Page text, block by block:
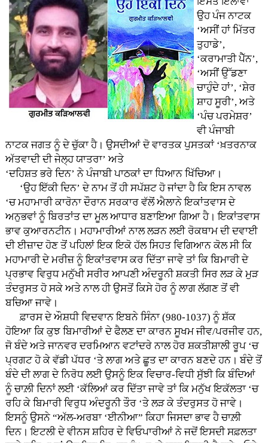
ਉਹ ਪੰਜ ਨਾਟਕ
‘ਅਸੀਂ ਹਾਂ ਮਿੱਤਰ
ਤੁਹਾਡੇ’,
‘ਕਰਾਮਾਤੀ ਪੈੱਨ’,
‘ਅਸੀਂ ਉੱਡਣਾ
ਚਾਹੁੰਦੇ ਹਾਂ’, ‘ਸ਼ੇਰ
ਸ਼ਾਹ ਸੂਰੀ’, ਅਤੇ
‘ਪੰਚ ਪਰਮੇਸ਼ਰ’
ਵੀ ਪੰਜਾਬੀ
ਨਾਟਕ ਜਗਤ ਨੂੰ ਦੇ ਚੁੱਕਾ ਹੈ। ਉਸਦੀਆਂ ਦੋ ਵਾਰਤਕ ਪੁਸਤਕਾਂ ‘ਖ਼ਤਰਨਾਕ
ਅੱਤਵਾਦੀ ਦੀ ਜੇਲ੍ਹ ਯਾਤਰਾ’ ਅਤੇ
‘ਦਹਿਸ਼ਤ ਭਰੇ ਦਿਨ’ ਨੇ ਪੰਜਾਬੀ ਪਾਠਕਾਂ ਦਾ ਧਿਆਨ ਖਿੱਚਿਆ।
‘ਉਹ ਇੱਕੀ ਦਿਨ’ ਦੇ ਨਾਮ ਤੋਂ ਹੀ ਸਪੱਸ਼ਟ ਹੋ ਜਾਂਦਾ ਹੈ ਕਿ ਇਸ ਨਾਵਲ
‘ਚ ਮਹਾਮਾਰੀ ਕਾਰੋਨਾ ਦੌਰਾਨ ਸਰਕਾਰ ਵੱਲੋਂ ਐਲਾਨੇ ਇਕਾਂਤਵਾਸ ਦੇ
ਅਨੁਭਵਾਂ ਨੂੰ ਬਿਰਤਾਂਤ ਦਾ ਮੂਲ ਆਧਾਰ ਬਣਾਇਆ ਗਿਆ ਹੈ। ਇਕਾਂਤਵਾਸ
ਭਾਵ ਕੁਆਰਨਟੀਨ। ਮਹਾਮਾਰੀਆਂ ਨਾਲ ਲੜਨ ਲਈ ਰੋਕਥਾਮ ਦੀ ਦਵਾਈ
ਦੀ ਈਜ਼ਾਦ ਹੋਣ ਤੋਂ ਪਹਿਲਾਂ ਇਕ ਇਕੋ ਹੱਲ ਸਿਹਤ ਵਿਗਿਆਨ ਕੋਲ ਸੀ ਕਿ
ਮਹਾਮਾਰੀ ਦੇ ਮਰੀਜ਼ ਨੂੰ ਇਕਾਂਤਵਾਸ ਕਰ ਦਿੱਤਾ ਜਾਵੇ ਤਾਂ ਕਿ ਬਿਮਾਰੀ ਦੇ
ਪ੍ਰਭਾਵ ਵਿਰੁਧ ਮਨੁੱਖੀ ਸਰੀਰ ਆਪਣੀ ਅੰਦਰੂਨੀ ਸ਼ਕਤੀ ਸਿਰ ਲੜ ਕੇ ਮੁੜ
ਤੰਦਰੁਸਤ ਹੋ ਸਕੇ ਅਤੇ ਨਾਲ ਹੀ ਉਸਤੋਂ ਕਿਸੇ ਹੋਰ ਨੂੰ ਲਾਗ ਲੱਗਣ ਤੋਂ ਵੀ
ਬਚਿਆ ਜਾਵੇ।
ਫ਼ਾਰਸ ਦੇ ਔਸ਼ਧੀ ਵਿਦਵਾਨ ਇਬਨੇ ਸਿੰਨਾ (980-1037) ਨੂੰ ਸ਼ੱਕ
ਹੋਇਆ ਕਿ ਕੁਝ ਬਿਮਾਰੀਆਂ ਦੇ ਫੈਲਣ ਦਾ ਕਾਰਨ ਸੂਖਮ ਜੀਵ/ਪਰਜੀਵ ਹਨ,
ਜੋ ਬੰਦੇ ਅਤੇ ਜਾਨਵਰ ਦਰਮਿਆਨ ਵਟਾਂਦਰੇ ਨਾਲ ਹੋਰ ਸ਼ਕਤੀਸ਼ਾਲੀ ਰੂਪ ‘ਚ
ਪ੍ਰਗਟ ਹੋ ਕੇ ਵੱਡੀ ਪੱਧਰ ‘ਤੇ ਲਾਗ ਅਤੇ ਛੂਤ ਦਾ ਕਾਰਨ ਬਣਦੇ ਹਨ। ਬੰਦੇ ਤੋਂ
ਬੰਦੇ ਦੀ ਲਾਗ ਦੇ ਨਿਰੋਧ ਲਈ ਉਸਨੂੰ ਇਕ ਵਿਚਾਰ-ਵਿਧੀ ਸੁੱਝੀ ਕਿ ਬੰਦਿਆਂ
ਨੂੰ ਚਾਲ਼ੀ ਦਿਨਾਂ ਲਈ ‘ਕੱਲਿਆਂ ਕਰ ਦਿੱਤਾ ਜਾਵੇ ਤਾਂ ਕਿ ਮਨੁੱਖ ਇਕੱਲਤਾ ‘ਚ
ਰਹਿ ਕੇ ਬਿਮਾਰੀ ਵਿਰੁਧ ਅੰਦਰੂਨੀ ਤੌਰ ‘ਤੇ ਲੜ ਕੇ ਤੰਦਰੁਸਤ ਹੋ ਜਾਵੇ।
ਇਸਨੂੰ ਉਸਨੇ “ਅੱਲ-ਅਰਬਾ ‘ਈਨੀਆ” ਕਿਹਾ ਜਿਸਦਾ ਭਾਵ ਹੈ ਚਾਲ਼ੀ
ਦਿਨ। ਇਟਲੀ ਦੇ ਵੀਨਸ ਸ਼ਹਿਰ ਦੇ ਵਿਓਪਾਰੀਆਂ ਨੇ ਜਦੋਂ ਇਸਦੀ ਸਫ਼ਲਤਾ